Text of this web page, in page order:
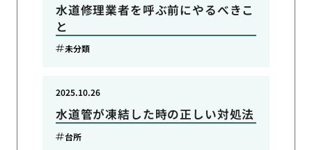
水道修理業者を呼ぶ前にやるべきこ
と
未分類
水道管が凍結した時の正しい対処法
2025.10.26
台所